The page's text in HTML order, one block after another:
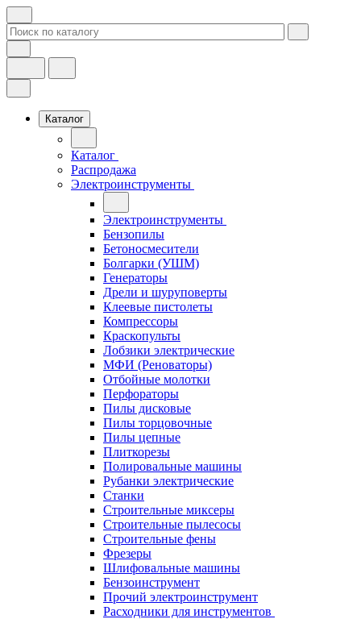
Каталог
Каталог
Распродажа
Электроинструменты
Электроинструменты
Бензопилы
Бетоносмесители
Болгарки (УШМ)
Генераторы
Дрели и шуруповерты
Клеевые пистолеты
Компрессоры
Краскопульты
Лобзики электрические
МФИ (Реноваторы)
Отбойные молотки
Перфораторы
Пилы дисковые
Пилы торцовочные
Пилы цепные
Плиткорезы
Полировальные машины
Рубанки электрические
Станки
Строительные миксеры
Строительные пылесосы
Строительные фены
Фрезеры
Шлифовальные машины
Бензоинструмент
Прочий электроинструмент
Расходники для инструментов